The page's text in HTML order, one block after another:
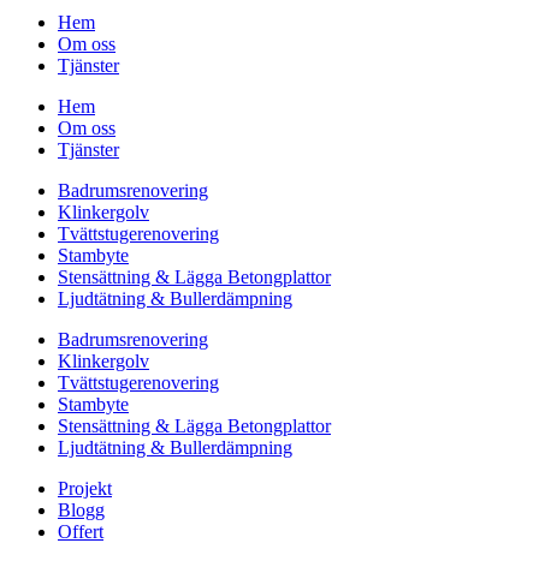
Hem
Om oss
Tjänster
Hem
Om oss
Tjänster
Badrumsrenovering
Klinkergolv
Tvättstugerenovering
Stambyte
Stensättning & Lägga Betongplattor
Ljudtätning & Bullerdämpning
Badrumsrenovering
Klinkergolv
Tvättstugerenovering
Stambyte
Stensättning & Lägga Betongplattor
Ljudtätning & Bullerdämpning
Projekt
Blogg
Offert